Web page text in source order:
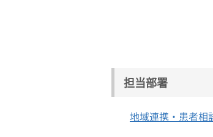
担当部署
地域連携・患者相